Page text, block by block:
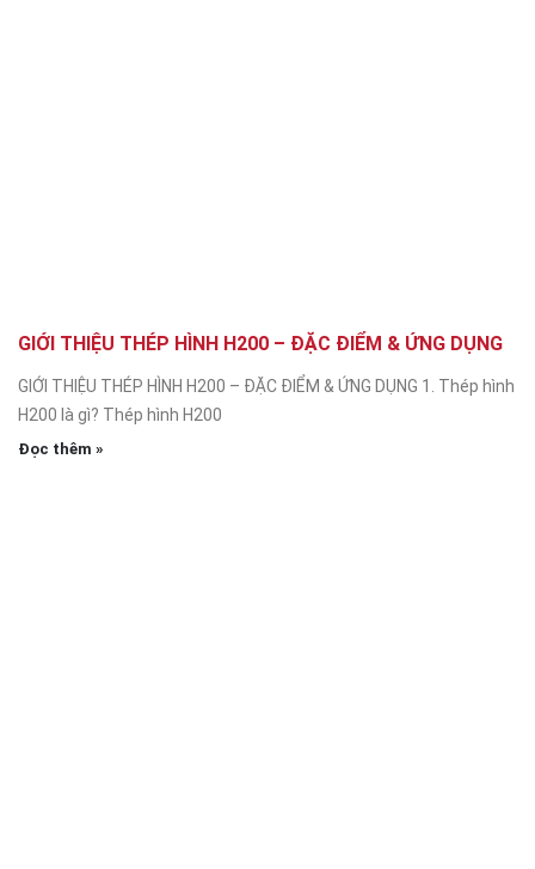
GIỚI THIỆU THÉP HÌNH H200 – ĐẶC ĐIỂM & ỨNG DỤNG
GIỚI THIỆU THÉP HÌNH H200 – ĐẶC ĐIỂM & ỨNG DỤNG 1. Thép hình
H200 là gì? Thép hình H200
Đọc thêm »